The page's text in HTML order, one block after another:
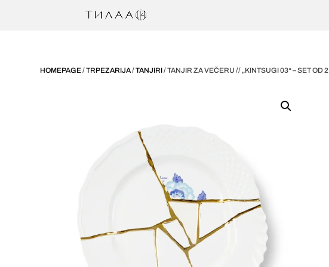
HOMEPAGE/TRPEZARIJA/TANJIRI/ TANJIR ZA VEČERU // „KINTSUGI 03“ – SET OD 2